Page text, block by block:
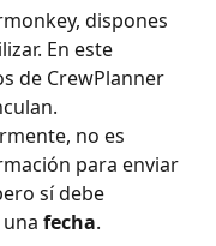
dispones
En este
de CrewPlanner
no es
para enviar
sí debe
una fecha.